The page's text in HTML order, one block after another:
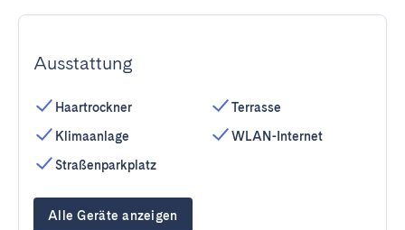
Ausstattung
Haartrockner
Klimaanlage
Straßenparkplatz
Terrasse
WLAN-Internet
Alle Geräte anzeigen